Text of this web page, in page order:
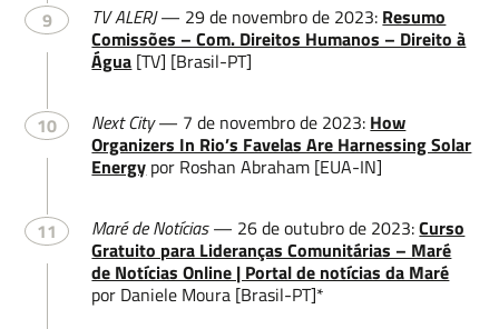
9 TV ALERJ— 29 de novembro de 2023: Resumo
Comissões – Com. Direitos Humanos – Direito à
Água [TV] [Brasil-PT]
10 Next City— 7 de novembro de 2023: How
Organizers In Rio’s Favelas Are Harnessing Solar
Energy por Roshan Abraham [EUA-IN]
11 Maré de Notícias— 26 de outubro de 2023:Curso
Gratuito para Lideranças Comunitárias – Maré
de Notícias Online | Portal de notícias da Maré
por Daniele Moura [Brasil-PT]*